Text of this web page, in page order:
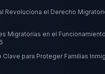
Revoluciona el Derecho
Migratorias en el
para Proteger Familias